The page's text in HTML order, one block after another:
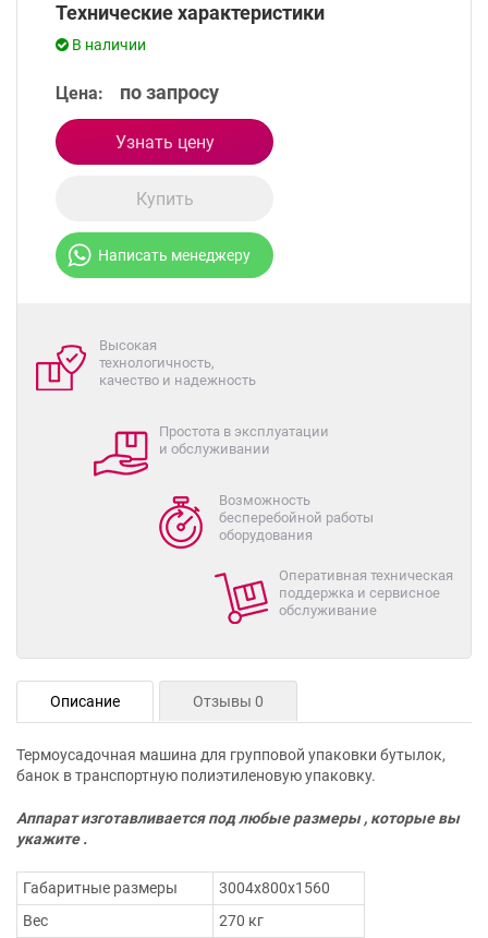
Технические характеристики
В наличии
Цена: по запросу
Узнать цену
Купить
Написать менеджеру
Высокая
технологичность,
качество и надежность
Простота в эксплуатации
и обслуживании
Возможность
бесперебойной работы
оборудования
Оперативная техническая
поддержка и сервисное
обслуживание
Описание Отзывы 0
Термоусадочная машина для групповой упаковки бутылок,
банок в транспортную полиэтиленовую упаковку.
Аппарат изготавливается под любые размеры , которые вы
укажите .
Габаритные размеры
3004х800х1560
Вес
270 кг